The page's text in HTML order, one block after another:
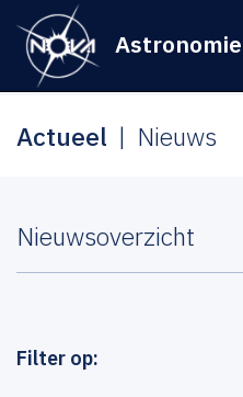
Astronomie
Actueel Nieuws
Nieuwsoverzicht
Filter op: